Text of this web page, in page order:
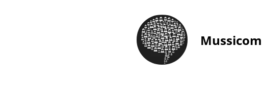
Mussicom